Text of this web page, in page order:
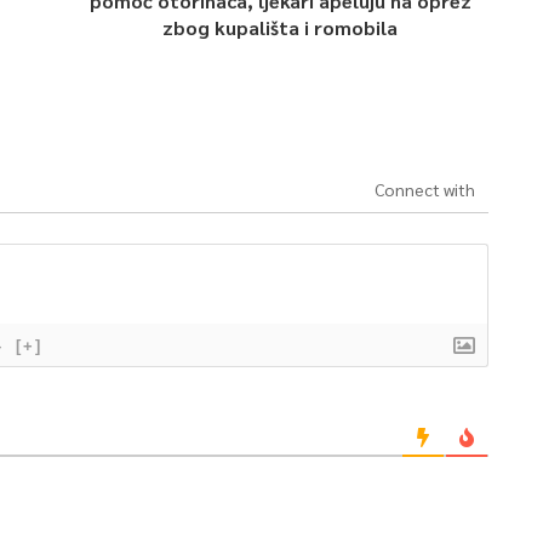
zbog kupališta i romobila
Connect with
[+]